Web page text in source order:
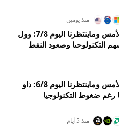
منذ يومين
ملخص الأسواق: ماحدث بالأمس وماينتظرنا اليوم 7/8: وول
التكنولوجيا وصعود النفط
ملخص الأسواق: ماحدث بالأمس وماينتظرنا اليوم 6/8: داو
ضغوط التكنولوجيا
منذ 5 أيام